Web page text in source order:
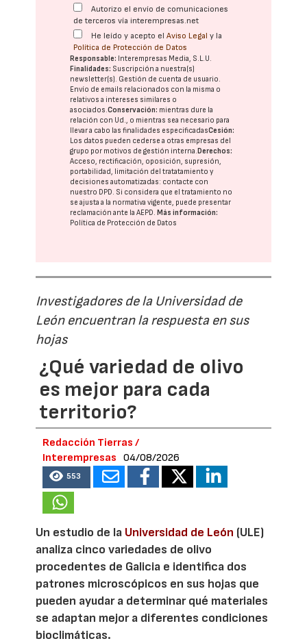
Autorizo el envío de comunicaciones
de terceros vía interempresas.net
He leído y acepto elAviso Legal y la
Política de Protección de Datos
Responsable: Interempresas Media, S.L.U.
Finalidades: Suscripción a nuestra(s)
newsletter(s). Gestión de cuenta de usuario.
Envío de emails relacionados con la misma o
relativos a intereses similares o
asociados.Conservación: mientras dure la
relación con Ud., o mientras sea necesario para
llevar a cabo las finalidades especificadasCesión:
Los datos pueden cederse a otras empresas del
grupo por motivos de gestión interna.Derechos:
Acceso, rectificación, oposición, supresión,
portabilidad, limitación del tratatamiento y
decisiones automatizadas: contacte con
nuestro DPD. Si considera que el tratamiento no
se ajusta a la normativa vigente, puede presentar
reclamación ante laAEPD.Más información:
Política de Protección de Datos
Investigadores de la Universidad de
León encuentran la respuesta en sus
hojas
¿Qué variedad de olivo
es mejor para cada
territorio?
Redacción Tierras /
Interempresas
04/08/2026
553
Un estudio de la Universidad de León (ULE)
analiza cinco variedades de olivo
procedentes de Galicia e identifica dos
patrones microscópicos en sus hojas que
pueden ayudar a determinar qué materiales
se adaptan mejor a diferentes condiciones
bioclimáticas.